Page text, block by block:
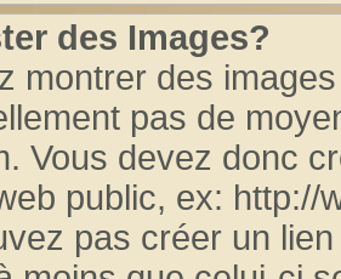
des Images?
montrer des
pas de
Vous devez donc
public, ex: http://
pas créer un